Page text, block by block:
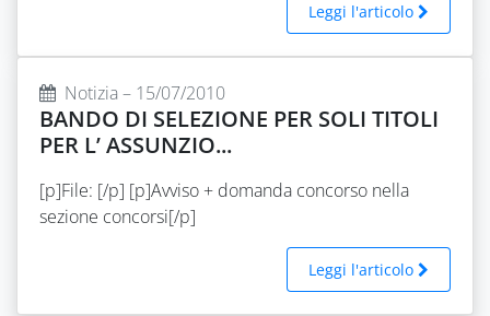
Leggi l'articolo
Notizia – 15/07/2010
BANDO DI SELEZIONE PER SOLI TITOLI
PER L’ ASSUNZIO...
[p]File: [/p] [p]Avviso + domanda concorso nella
sezione concorsi[/p]
Leggi l'articolo